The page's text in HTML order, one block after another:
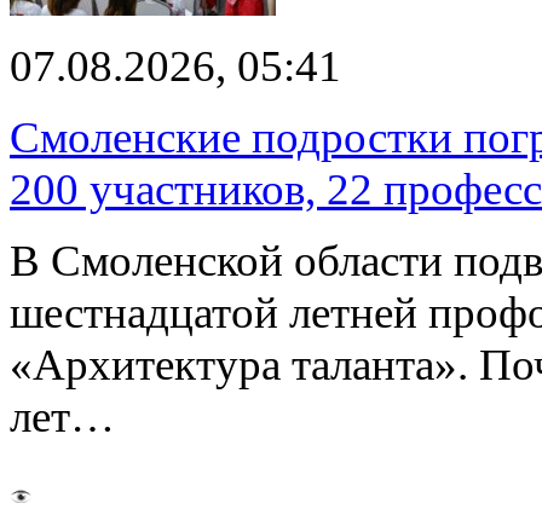
07.08.2026, 05:41
Смоленские подростки
200 участников, 22
В Смоленской области
шестнадцатой летней
«Архитектура таланта».
лет…